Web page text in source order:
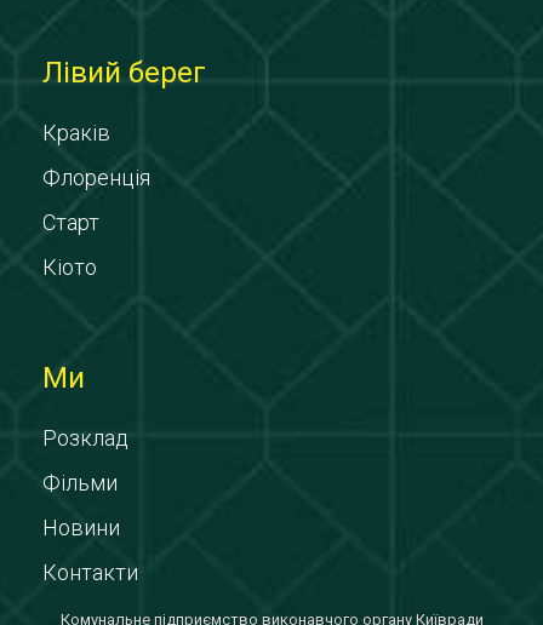
Лівий берег
Краків
Флоренція
Старт
Кіото
Ми
Розклад
Фільми
Новини
Контакти
Комунальне підприємство виконавчого органу Київради